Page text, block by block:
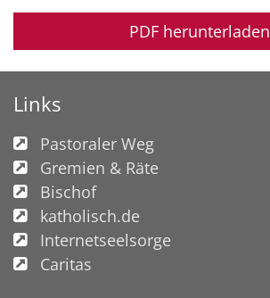
PDF herunterladen
Links
Pastoraler Weg
Gremien & Räte
Bischof
katholisch.de
Internetseelsorge
Caritas